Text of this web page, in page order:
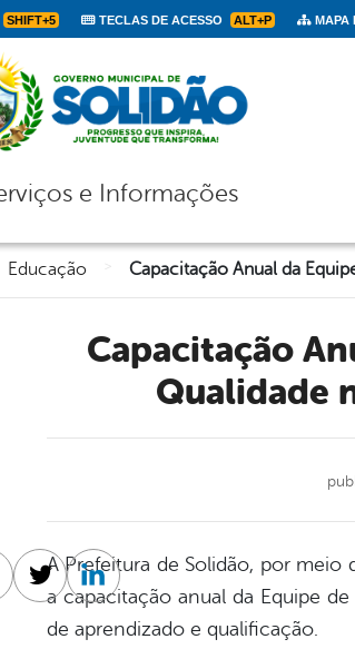
SHIFT+5 TECLAS DE ACESSO ALT+P MAPA
principal de navegação
e Informações
aqui:
Educação
Capacitação Anual da Equipe de Merenda Escolar Reforça
Qualidade
A Prefeitura de Solidão, por meio
acapacitação anual da Equipe
de aprendizado e qualificação.
TwitterLinkedin